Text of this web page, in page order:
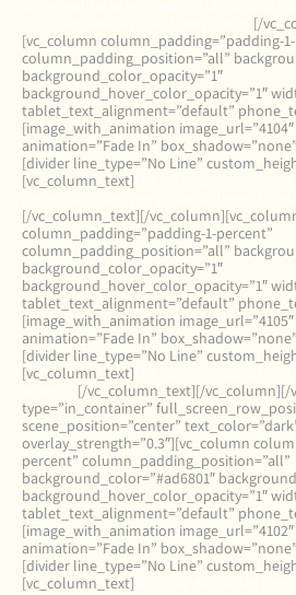
[/
[vc_column column_padding=”padding-
column_padding_position=”all”
background_color_opacity=”1″
background_hover_color_opacity=”1″
tablet_text_alignment=”default”
[image_with_animation
animation=”Fade In”
[divider line_type=”No Line”
[vc_column_text]
[/vc_column_text][/
column_padding=”padding-1-percent”
column_padding_position=”all”
background_color_opacity=”1″
background_hover_color_opacity=”1″
tablet_text_alignment=”default”
[image_with_animation
animation=”Fade In”
[divider line_type=”No Line”
[vc_column_text]
[/vc_column_text][/vc_column][/
type=”in_container”
scene_position=”center”
overlay_strength=”0.3″][vc_column
percent” column_padding_position=”all”
background_color=”#ad6801″
background_hover_color_opacity=”1″
tablet_text_alignment=”default”
[image_with_animation
animation=”Fade In”
[divider line_type=”No Line”
[vc_column_text]